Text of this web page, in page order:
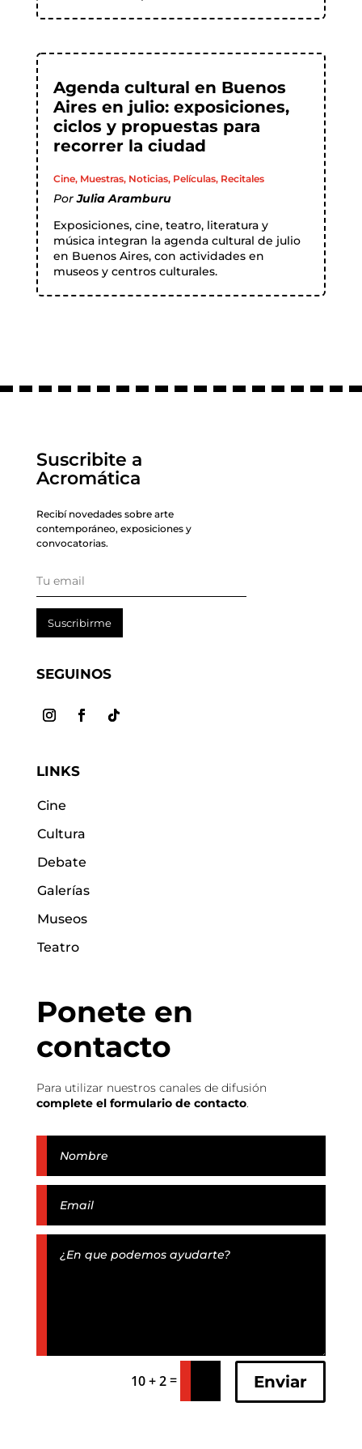
Agenda cultural en Buenos
Aires en julio: exposiciones,
ciclos y propuestas para
recorrer la ciudad
Cine, Muestras, Noticias, Películas, Recitales
PorJulia Aramburu
Exposiciones, cine, teatro, literatura y
música integran la agenda cultural de julio
en Buenos Aires, con actividades en
museos y centros culturales.
Suscribite a
Acromática
Recibí novedades sobre arte
contemporáneo, exposiciones y
convocatorias.
Suscribirme
SEGUINOS
LINKS
Cine
Cultura
Debate
Galerías
Museos
Teatro
Ponete en
contacto
Para utilizar nuestros canales de difusión
complete el formulario de contacto.
10 + 2= Enviar